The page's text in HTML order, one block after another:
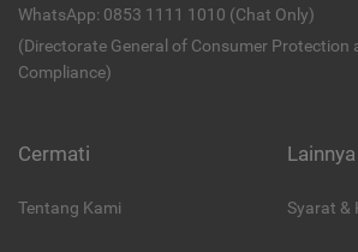
WhatsApp: 0853 1111 1010 (Chat Only)
(Directorate General of Consumer Protection
Compliance)
Cermati
Tentang Kami
Lainnya
Syarat &